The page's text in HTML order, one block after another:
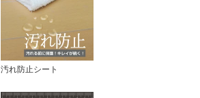
汚れ防止シート